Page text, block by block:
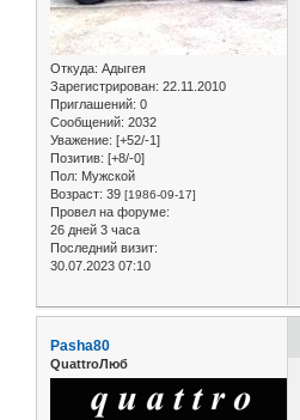
Откуда: Адыгея
Зарегистрирован: 22.11.2010
Приглашений: 0
Сообщений: 2032
Уважение: [+52/-1]
Позитив: [+8/-0]
Пол: Мужской
Возраст: 39 [1986-09-17]
Провел на форуме:
26 дней 3 часа
Последний визит:
30.07.2023 07:10
Pasha80
QuattroЛюб